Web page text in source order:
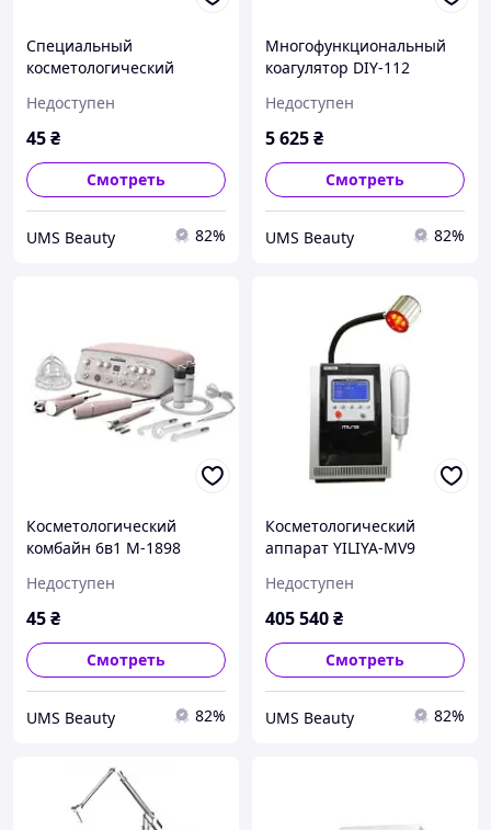
Специальный
косметологический
Недоступен
45₴
Смотреть
UMS Beauty 82%
Многофункциональный
коагулятор DIY-112
Недоступен
5 625₴
Смотреть
UMS Beauty 82%
Косметологический
комбайн 6в1 M-1898
Недоступен
45₴
Смотреть
UMS Beauty 82%
Косметологический
аппарат YILIYA-MV9
Недоступен
405 540₴
Смотреть
UMS Beauty 82%